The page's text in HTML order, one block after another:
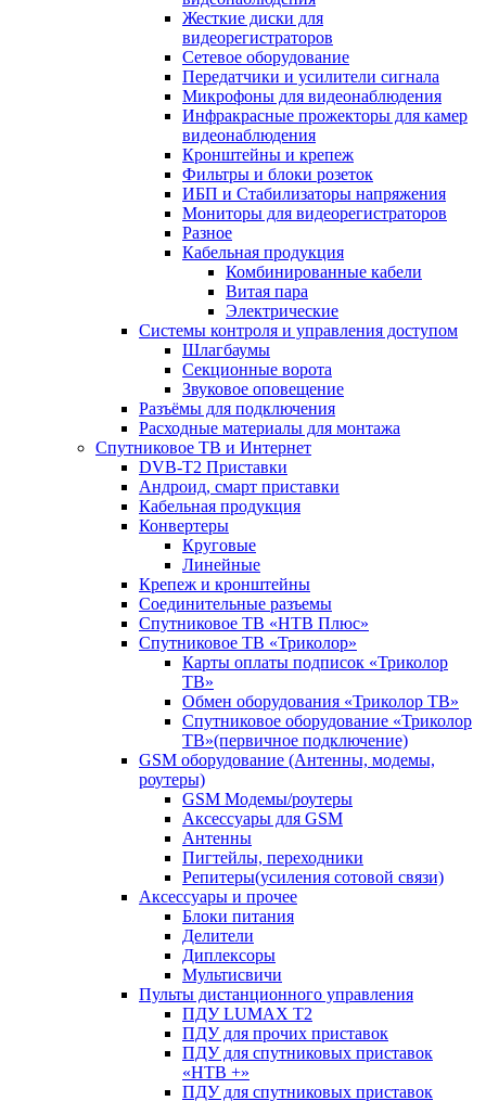
Жесткие диски для
видеорегистраторов
Сетевое оборудование
Передатчики и усилители сигнала
Микрофоны для видеонаблюдения
Инфракрасные прожекторы для камер
видеонаблюдения
Кронштейны и крепеж
Фильтры и блоки розеток
ИБП и Стабилизаторы напряжения
Мониторы для видеорегистраторов
Разное
Кабельная продукция
Комбинированные кабели
Витая пара
Электрические
Системы контроля и управления доступом
Шлагбаумы
Секционные ворота
Звуковое оповещение
Разъёмы для подключения
Расходные материалы для монтажа
Спутниковое ТВ и Интернет
DVB-Т2 Приставки
Андроид, смарт приставки
Кабельная продукция
Конвертеры
Круговые
Линейные
Крепеж и кронштейны
Соединительные разъемы
Спутниковое ТВ «НТВ Плюс»
Спутниковое ТВ «Триколор»
Карты оплаты подписок «Триколор
ТВ»
Обмен оборудования «Триколор ТВ»
Спутниковое оборудование «Триколор
ТВ»(первичное подключение)
GSM оборудование (Антенны, модемы,
роутеры)
GSM Модемы/роутеры
Аксессуары для GSM
Антенны
Пигтейлы, переходники
Репитеры(усиления сотовой связи)
Аксессуары и прочее
Блоки питания
Делители
Диплексоры
Мультисвичи
Пульты дистанционного управления
ПДУ LUMAX Т2
ПДУ для прочих приставок
ПДУ для спутниковых приставок
«НТВ +»
ПДУ для спутниковых приставок